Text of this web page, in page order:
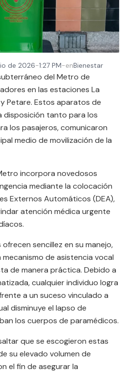
de 2026-1:27 PM-enBienestar
del Metro de
en las estaciones La
Petare. Estos aparatos de
disposición tanto para los
los pasajeros, comunicaron
medio de movilización de la
incorpora novedosos
mediante la colocación
Externos Automáticos (DEA),
atención médica urgente
sencillez en su manejo,
de asistencia vocal
de manera práctica. Debido a
cualquier individuo logra
a un suceso vinculado a
disminuye el lapso de
los cuerpos de paramédicos.
que se escogieron estas
su elevado volumen de
el fin de asegurar la